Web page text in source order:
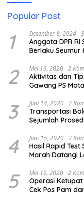
Popular Post
1 Desember 8, 2024
Anggota DPR RI
Berlaku Seumur
2 Mei 19, 2020 2
Aktivitas dan
Gawang PS
3 Juni 14, 2020 2
Transportasi
Sejumlah
4 Juni 15, 2020 2
Hasil Rapid
Marah Datangi
5 Mei 19, 2020 2
Operasi
Cek Pos Pam